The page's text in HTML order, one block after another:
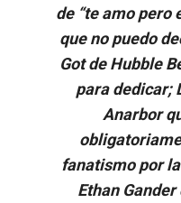
de “te amo pero
que no puedo
Got de Hubble
para dedicar;
Anarbor
fanatismo por
Ethan